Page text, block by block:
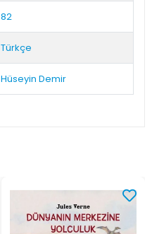
82
Türkçe
Hüseyin Demir